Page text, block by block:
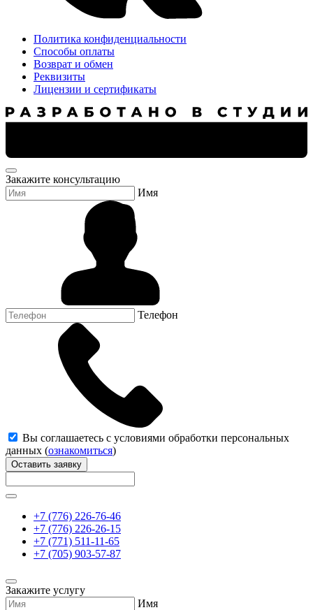
Политика конфиденциальности
Способы оплаты
Возврат и обмен
Реквизиты
Лицензии и сертификаты
Закажите консультацию
Имя
Телефон
Вы соглашаетесь с условиями обработки персональных
данных (ознакомиться)
Оставить заявку
+7 (776) 226-76-46
+7 (776) 226-26-15
+7 (771) 511-11-65
+7 (705) 903-57-87
Закажите услугу
Имя